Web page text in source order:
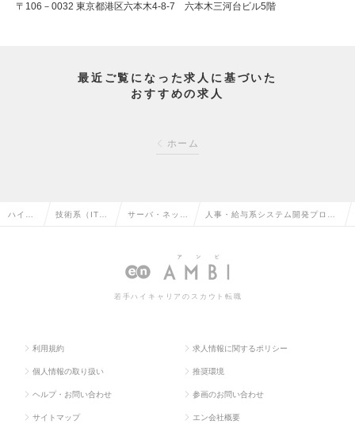
〒106－0032 東京都港区六本木4-8-7 六本木三河台ビル5階
最近ご覧になった求人に基づいた
おすすめの求人
ホーム
ハイク 技術系（IT・ サーバ・ネット
アの転職
人事・給与系システム開発プロジ
宅勤務可】の求人情報
若手ハイキャリアのスカウト転職
利用規約 求人情報に関するポリシー
個人情報の取り扱い 推奨環境
ヘルプ・お問い合わせ 参画のお問い合わせ
サイトマップ エン会社概要